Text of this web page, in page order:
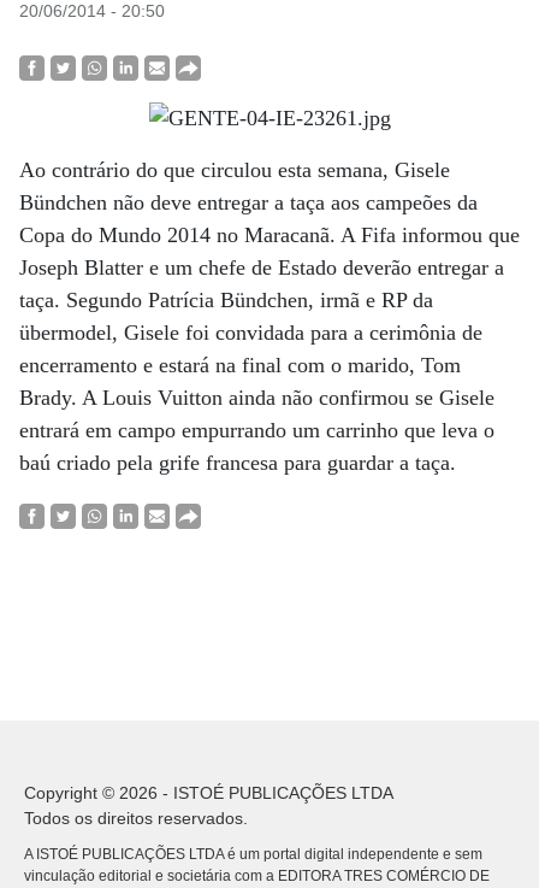
20/06/2014 - 20:50
Ao contrário do que circulou esta semana, Gisele
Bündchen não deve entregar a taça aos campeões da
Copa do Mundo 2014 no Maracanã. A Fifa informou que
Joseph Blatter e um chefe de Estado deverão entregar a
taça. Segundo Patrícia Bündchen, irmã e RP da
übermodel, Gisele foi convidada para a cerimônia de
encerramento e estará na final com o marido, Tom
Brady. A Louis Vuitton ainda não confirmou se Gisele
entrará em campo empurrando um carrinho que leva o
baú criado pela grife francesa para guardar a taça.
Copyright © 2026 - ISTOÉ PUBLICAÇÕES LTDA
Todos os direitos reservados.
A ISTOÉ PUBLICAÇÕES LTDA é um portal digital independente e sem
vinculação editorial e societária com a EDITORA TRES COMÉRCIO DE